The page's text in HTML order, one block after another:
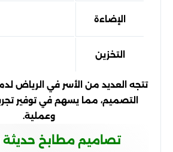
الإضاءة
التخزين
تتجه العديد من الأسر في الرياض
التصميم، مما يسهم في توفير
وعملية.
تصاميم مطابخ حديثة